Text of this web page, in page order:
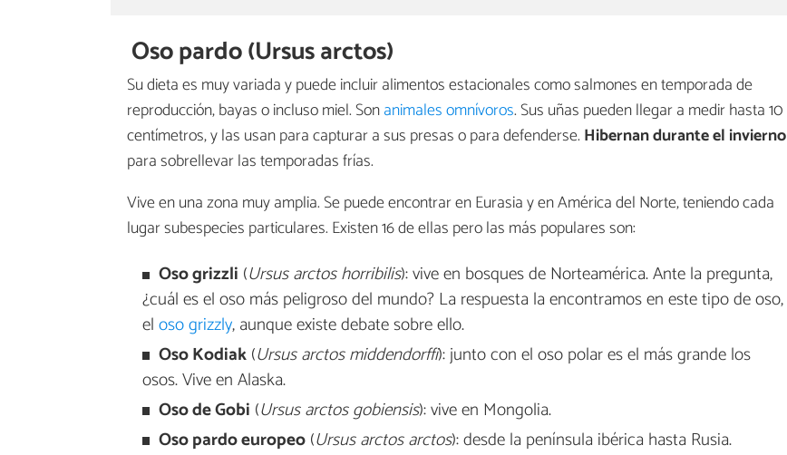
Oso pardo (Ursus arctos)
Su dieta es muy variada y puede incluir alimentos estacionales como salmones en temporada de
reproducción, bayas o incluso miel. Sonanimales omnívoros. Sus uñas pueden llegar a medir hasta 10
centímetros, y las usan para capturar a sus presas o para defenderse. Hibernan durante el invierno
para sobrellevar las temporadas frías.
Vive en una zona muy amplia. Se puede encontrar en Eurasia y en América del Norte, teniendo cada
lugar subespecies particulares. Existen 16 de ellas pero las más populares son:
Oso grizzli (Ursus arctos horribilis): vive en bosques de Norteamérica. Ante la pregunta,
¿cuál es el oso más peligroso del mundo? La respuesta la encontramos en este tipo de oso,
eloso grizzly, aunque existe debate sobre ello.
Oso Kodiak(Ursus arctos middendorffi): junto con el oso polar es el más grande los
osos. Vive en Alaska.
Oso de Gobi (Ursus arctos gobiensis): vive en Mongolia.
Oso pardo europeo(Ursus arctos arctos): desde la península ibérica hasta Rusia.